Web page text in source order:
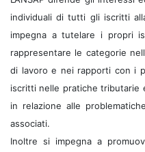
individuali di tutti gli iscritti
impegna a tutelare i propri
rappresentare le categorie
di lavoro e nei rapporti con i
iscritti nelle pratiche tributarie
in relazione alle
associati.
Inoltre si impegna a